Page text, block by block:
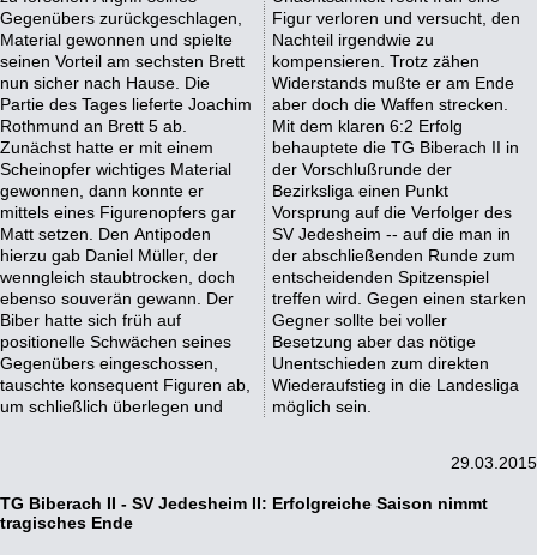
Gegenübers zurückgeschlagen,
Material gewonnen und spielte
seinen Vorteil am sechsten Brett
nun sicher nach Hause. Die
Partie des Tages lieferte Joachim
Rothmund an Brett 5 ab.
Zunächst hatte er mit einem
Scheinopfer wichtiges Material
gewonnen, dann konnte er
mittels eines Figurenopfers gar
Matt setzen. Den Antipoden
hierzu gab Daniel Müller, der
wenngleich staubtrocken, doch
ebenso souverän gewann. Der
Biber hatte sich früh auf
positionelle Schwächen seines
Gegenübers eingeschossen,
tauschte konsequent Figuren ab,
um schließlich überlegen und
Figur verloren und versucht, den
Nachteil irgendwie zu
kompensieren. Trotz zähen
Widerstands mußte er am Ende
aber doch die Waffen strecken.
Mit dem klaren 6:2 Erfolg
behauptete die TG Biberach II in
der Vorschlußrunde der
Bezirksliga einen Punkt
Vorsprung auf die Verfolger des
SV Jedesheim -- auf die man in
der abschließenden Runde zum
entscheidenden Spitzenspiel
treffen wird. Gegen einen starken
Gegner sollte bei voller
Besetzung aber das nötige
Unentschieden zum direkten
Wiederaufstieg in die Landesliga
möglich sein.
29.03.2015
TG Biberach II - SV Jedesheim II: Erfolgreiche Saison nimmt
tragisches Ende